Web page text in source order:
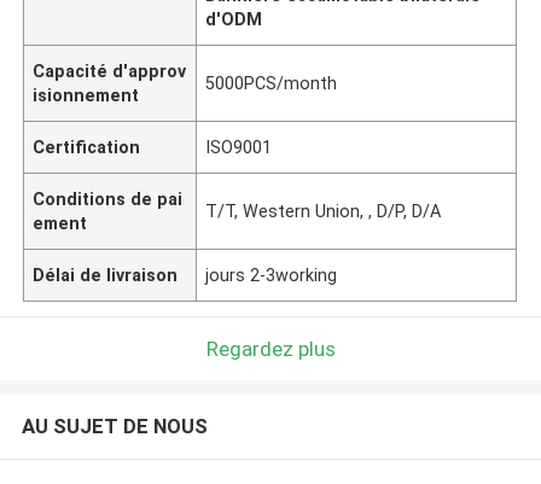
d'ODM
Capacité d'approv
isionnement
5000PCS/month
Certification ISO9001
Conditions de pai
ement
T/T, Western Union, , D/P, D/A
Délai de livraison jours 2-3working
Regardez plus
AU SUJET DE NOUS